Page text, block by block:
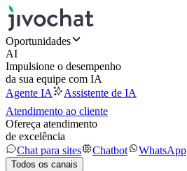
Oportunidades
AI
Impulsione o desempenho
da sua equipe com IA
Agente IA
Assistente de IA
Atendimento ao cliente
Ofereça atendimento
de excelência
Chat para sites
Chatbot WhatsApp
Todos os canais